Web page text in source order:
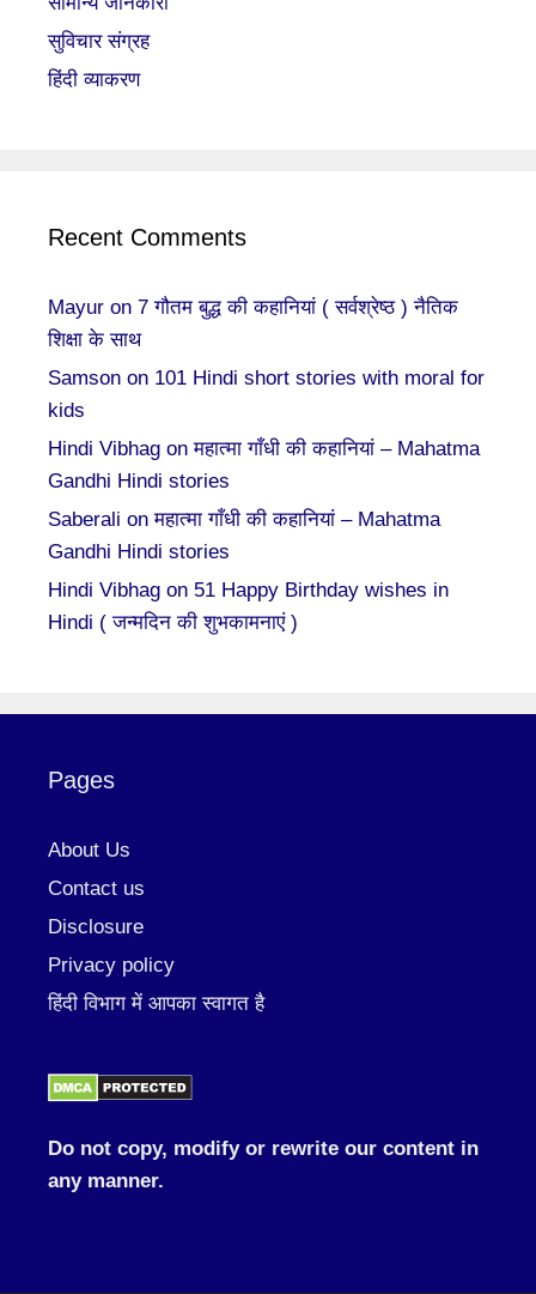
सुविचार संग्रह
हिंदी व्याकरण
Recent Comments
Mayur on 7 गौतम बुद्ध की कहानियां ( सर्वश्रेष्ठ ) नैतिक
शिक्षा के साथ
Samson on 101 Hindi short stories with moral for
kids
Hindi Vibhag onमहात्मा गाँधी की कहानियां – Mahatma
Gandhi Hindi stories
Saberali onमहात्मा गाँधी की कहानियां – Mahatma
Gandhi Hindi stories
Hindi Vibhag on 51 Happy Birthday wishes in
Hindi ( जन्मदिन की शुभकामनाएं )
Pages
About Us
Contact us
Disclosure
Privacy policy
हिंदी विभाग में आपका स्वागत है
Do not copy, modify or rewrite our content in
any manner.